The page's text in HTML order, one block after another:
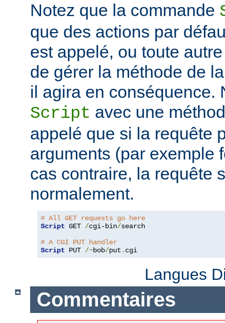
Notez que la commande
que des actions par
est appelé, ou toute
de gérer la méthode de
il agira en conséquence.
Script avec une
appelé que si la requête
arguments (par exemple
cas contraire, la requête
normalement.
# All GET requests go here
Script GET /cgi-bin/search
# A CGI PUT handler
Script PUT /~bob/put . cgi
Langues
Commentaires